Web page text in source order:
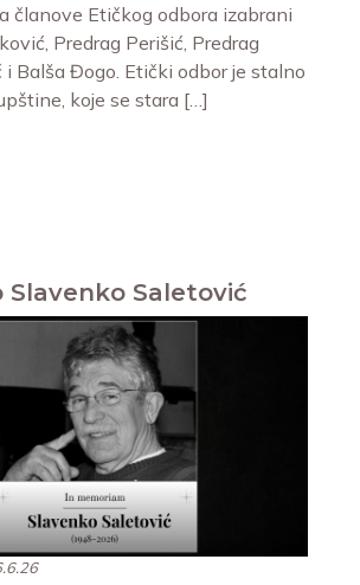
članove Etičkog odbora izabrani
Predrag Perišić, Predrag
i Balša Đogo. Etički odbor je stalno
koje se stara […]
Slavenko Saletović